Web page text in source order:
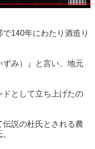
140年にわたり酒造り
み）』と言い、地元
として立ち上げたの
説の杜氏とされる農